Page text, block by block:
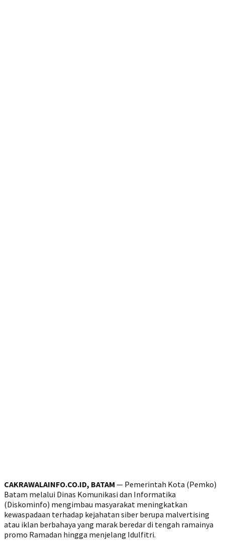
CAKRAWALAINFO.CO.ID, BATAM — Pemerintah Kota (Pemko)
Batam melalui Dinas Komunikasi dan Informatika
(Diskominfo) mengimbau masyarakat meningkatkan
kewaspadaan terhadap kejahatan siber berupa malvertising
atau iklan berbahaya yang marak beredar di tengah ramainya
promo Ramadan hingga menjelang Idulfitri.